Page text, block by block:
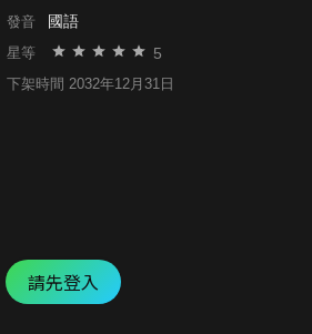
發音 國語
星等 5
下架時間 2032年12月31日
請先登入